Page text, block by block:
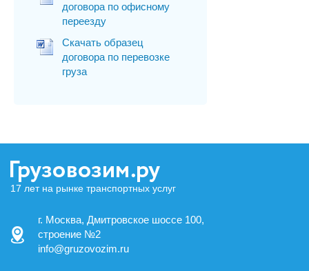
договора по офисному
переезду
Скачать образец
договора по перевозке
груза
17 лет на рынке транспортных услуг
г. Москва, Дмитровское шоссе 100,
строение №2
info@gruzovozim.ru